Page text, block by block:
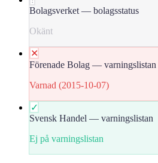
Bolagsverket — bolagsstatus
Okänt
✕
Förenade Bolag — varningslistan
Varnad (2015-10-07)
✓
Svensk Handel — varningslistan
Ej på varningslistan